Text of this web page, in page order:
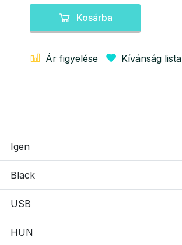
Kosárba
Ár figyelése Kívánság lista
Igen
Black
USB
HUN